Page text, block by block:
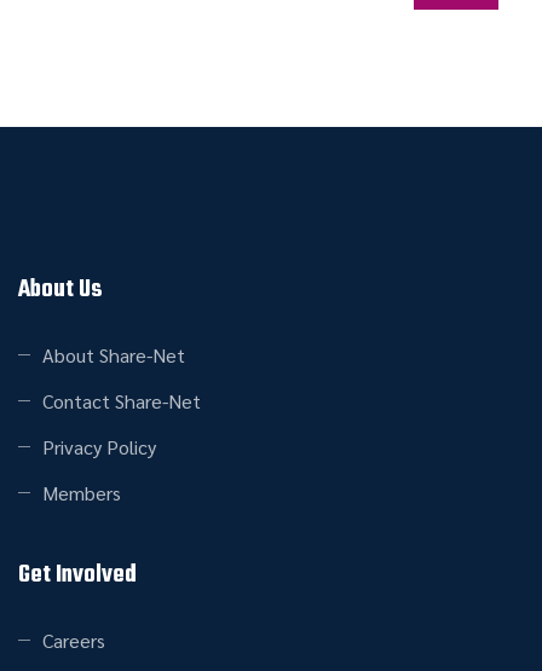
About Us
About Share-Net
Contact Share-Net
Privacy Policy
Members
Get Involved
Careers